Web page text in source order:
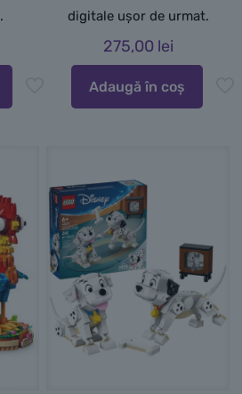
digitale ușor de urmat.
275,00 lei
Adaugă în coș